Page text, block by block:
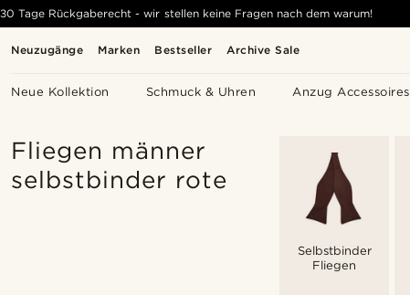
Neuzugänge Marken Bestseller Archive Sale
Neue Kollektion Schmuck & Uhren Anzug Accessoires
30 Tage Rückgaberecht - wir stellen keine Fragen nach dem warum!
Fliegen männer
selbstbinder rote
Selbstbinder
Fliegen